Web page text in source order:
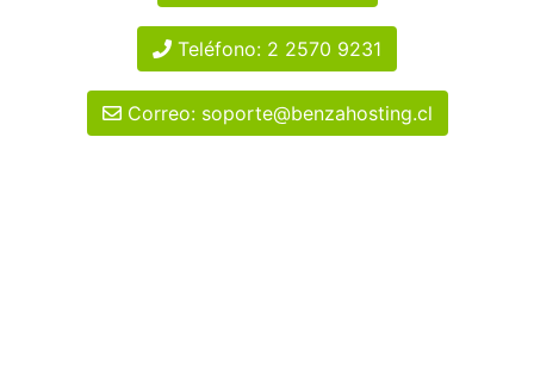
Teléfono: 2 2570 9231
Correo: soporte@benzahosting.cl